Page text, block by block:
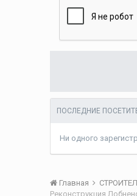
ПОСЛЕДНИЕ
Ни одного
Главная
Реконструкция